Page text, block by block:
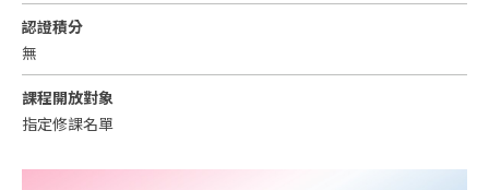
認證積分
無
課程開放對象
指定修課名單